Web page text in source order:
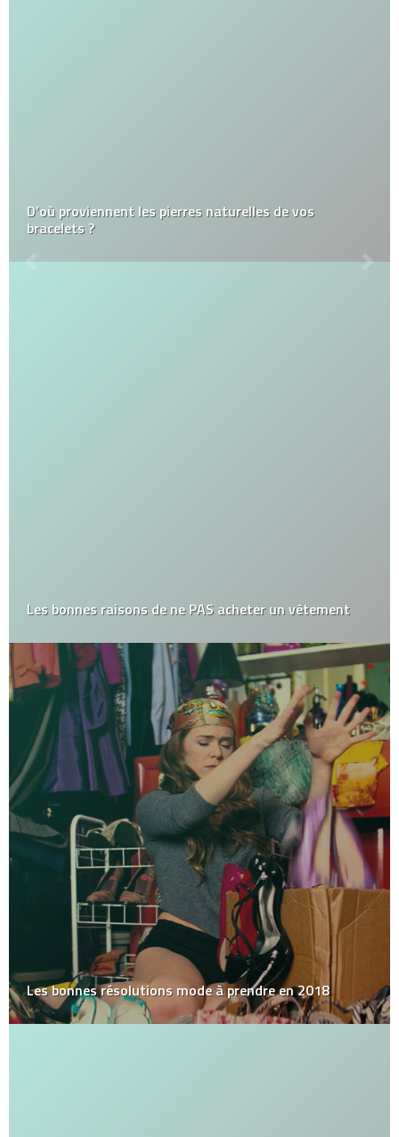
D’où proviennent les pierres naturelles de vos
bracelets ?
Les bonnes raisons de ne PAS acheter un vêtement
Les bonnes résolutions mode à prendre en 2018